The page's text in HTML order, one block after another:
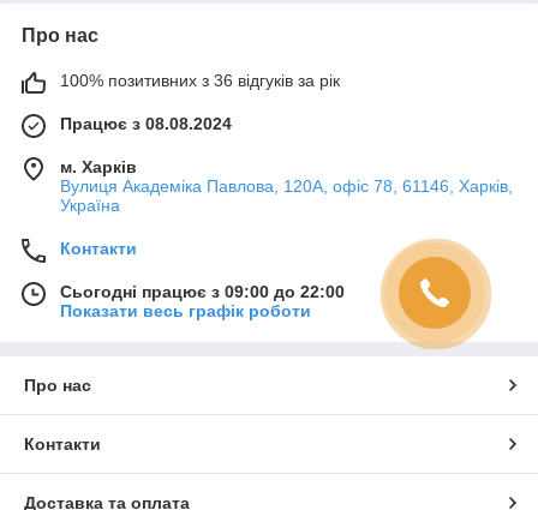
Про нас
100% позитивних з 36 відгуків за рік
Працює з 08.08.2024
м. Харків
Вулиця Академіка Павлова, 120А, офіс 78, 61146, Харків,
Україна
Контакти
Сьогодні працює з 09:00 до 22:00
Показати весь графік роботи
Про нас
Контакти
Доставка та оплата